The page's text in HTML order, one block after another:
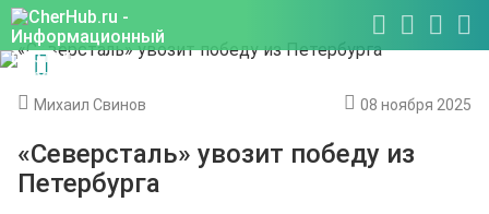
Михаил Свинов 08 ноября 2025
«Северсталь» увозит победу из
Петербурга